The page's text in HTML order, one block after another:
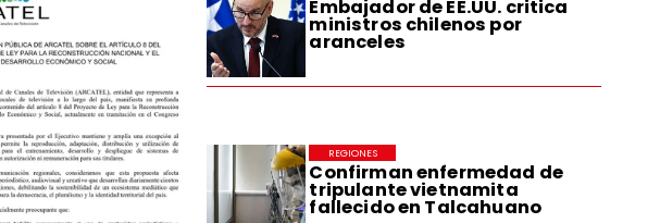
Embajador de EE.UU. critica
ministros chilenos por
aranceles
Confirman enfermedad de
tripulante vietnamita
fallecido en Talcahuano
REGIONES